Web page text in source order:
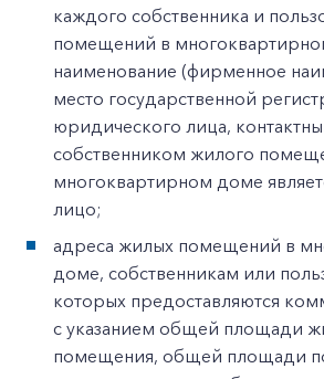
каждого собственника и
помещений в
наименование (фирменное
место государственной
юридического лица,
собственником жилого
многоквартирном доме
лицо;
адреса жилых помещений в
доме, собственникам или
которых предоставляются
с указанием общей площади
помещения, общей площади